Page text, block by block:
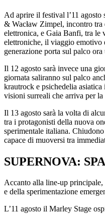
Ad aprire il festival l’11
& Wacław Zimpel, incontro tra
elettronica, e Gaia Banfi, tra le
elettroniche, il viaggio emotivo
generazione porta sul palco
Il 12 agosto sarà invece una
giornata saliranno sul palco
krautrock e psichedelia
visioni surreali che arriva per
Il 13 agosto sarà la volta di
tra i protagonisti della nuova
sperimentale italiana.
capace di muoversi tra
SUPERNOVA:
Accanto alla line-up principale,
e della sperimentazione
L’11 agosto il Marley Stage